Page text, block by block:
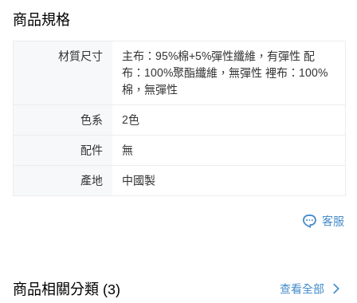
商品規格
材質尺寸
主布：95%棉+5%彈性纖維，有彈性 配
布：100%聚酯纖維，無彈性 裡布：100%
棉，無彈性
色系 2色
配件 無
產地 中國製
客服
商品相關分類 (3) 查看全部